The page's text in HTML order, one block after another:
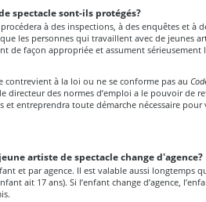
spectacle sont-ils protégés?
à des inspections, à des enquêtes et à
les personnes qui travaillent avec de jeunes
de façon appropriée et assument
contrevient à la loi ou ne se conforme pas au
directeur des normes d’emploi a le pouvoir de
et entreprendra toute démarche nécessaire
artiste de spectacle change d'agence?
et par agence. Il est valable aussi longtemps
ait 17 ans). Si l’enfant change d’agence,